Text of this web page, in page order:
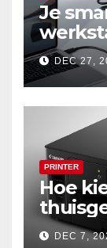
Je
waard
DEC 27,
PRINTER
Hoe
DEC 7,